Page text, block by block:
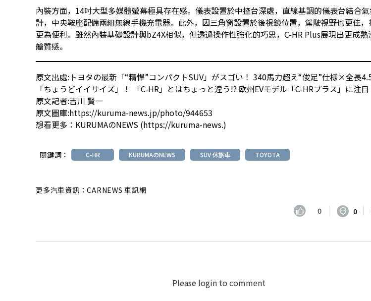
內裝方面，14吋大型多媒體螢幕極具存在感。儀表設置於中控台深處，直線基調的儀表台結合
計，中央鞍座配備兩組無線手機充電器。此外，因三角窗設置於後視鏡位置，駕駛視野也更佳，
更為便利。雖然內裝基礎設計與bZ4X相似，但透過操作性強化的巧思，C-HR Plus展現出更成熟
艙質感。
原文出處: トヨタの最新「“精悍”コンパクトSUV」がスゴい！ 340馬力超え“俊足”仕様×全長
「ちょうどイイサイズ」！ 「C-HR」とはちょっと違う!? 欧州EVモデル「C-HRプラス」に注目
原文記者:吉川 賢一
原文圖庫:https://kuruma-news.jp/photo/944653
想看更多： KURUMAのNEWS (https://kuruma-news.)
關鍵詞： C-HR KURUMAのNEWS SUV 休旅車 TOYOTA
更多汽車資訊：CARNEWS 車訊網
0 0
Please login to comment